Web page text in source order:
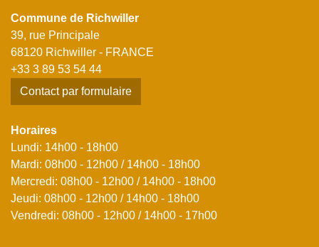
Commune de Richwiller
39, rue Principale
68120 Richwiller - FRANCE
+33 3 89 53 54 44
Contact par formulaire
Horaires
Lundi: 14h00 - 18h00
Mardi: 08h00 - 12h00 / 14h00 - 18h00
Mercredi: 08h00 - 12h00 / 14h00 - 18h00
Jeudi: 08h00 - 12h00 / 14h00 - 18h00
Vendredi: 08h00 - 12h00 / 14h00 - 17h00